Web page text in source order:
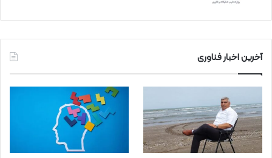
آخرین اخبار فناوری